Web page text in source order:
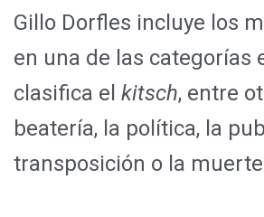
Gillo Dorfles incluye los
en una de las categorías
clasifica el kitsch, entre
beatería, la política, la
transposición o la muerte